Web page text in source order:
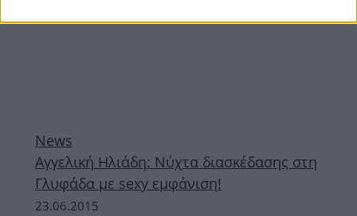
News
Αγγελική Ηλιάδη: Νύχτα διασκέδασης στη
Γλυφάδα με sexy εμφάνιση!
23.06.2015